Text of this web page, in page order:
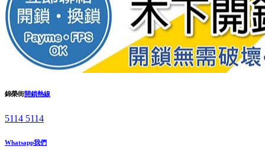
錦榮街開鎖熱線
5114 5114
Whatsapp我們